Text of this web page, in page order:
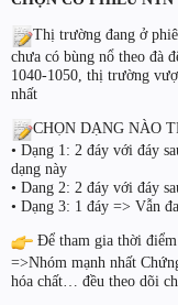
Thị trường đang ở
chưa có bùng nổ theo đà
1040-1050, thị trường
nhất
CHỌN DẠNG NÀO
• Dạng 1: 2 đáy với đáy
dạng này
• Dang 2: 2 đáy với đáy
• Dạng 3: 1 đáy => Vẫn
Để tham gia thời
=>Nhóm mạnh nhất
hóa chất… đều theo dõi